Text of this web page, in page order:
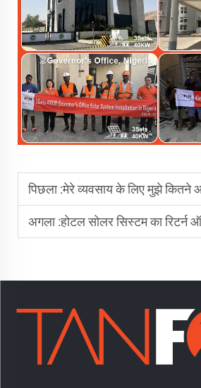
पिछला :मेरे व्यवसाय के लिए मुझे कितने आकार की सोलर
अगला :होटल सोलर सिस्टम का रिटर्न ऑन